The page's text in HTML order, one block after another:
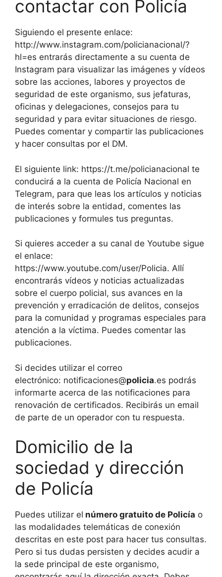
contactar con Policía
Siguiendo el presente enlace:
http://www.instagram.com/policianacional/?
hl=es entrarás directamente a su cuenta de
Instagram para visualizar las imágenes y vídeos
sobre las acciones, labores y proyectos de
seguridad de este organismo, sus jefaturas,
oficinas y delegaciones, consejos para tu
seguridad y para evitar situaciones de riesgo.
Puedes comentar y compartir las publicaciones
y hacer consultas por el DM.
El siguiente link: https://t.me/policianacional te
conducirá a la cuenta de Policía Nacional en
Telegram, para que leas los artículos y noticias
de interés sobre la entidad, comentes las
publicaciones y formules tus preguntas.
Si quieres acceder a su canal de Youtube sigue
el enlace:
https://www.youtube.com/user/Policia. Allí
encontrarás vídeos y noticias actualizadas
sobre el cuerpo policial, sus avances en la
prevención y erradicación de delitos, consejos
para la comunidad y programas especiales para
atención a la víctima. Puedes comentar las
publicaciones.
Si decides utilizar el correo
electrónico: notificaciones@policia.es podrás
informarte acerca de las notificaciones para
renovación de certificados. Recibirás un email
de parte de un operador con tu respuesta.
Domicilio de la
sociedad y dirección
de Policía
Puedes utilizar el número gratuito de Policía o
las modalidades telemáticas de conexión
descritas en este post para hacer tus consultas.
Pero si tus dudas persisten y decides acudir a
la sede principal de este organismo,